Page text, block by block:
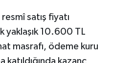
resmî satış fiyatı
yaklaşık 10.600 TL
masrafı, ödeme kuru